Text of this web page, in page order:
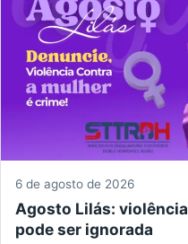
6 de agosto de 2026
Agosto Lilás:
pode ser ignorada